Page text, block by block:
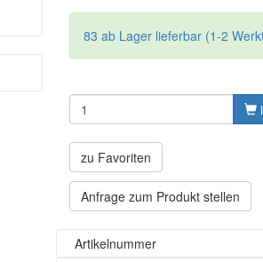
83 ab Lager lieferbar (1-2
zu Favoriten
Anfrage zum Produkt stellen
Artikelnummer